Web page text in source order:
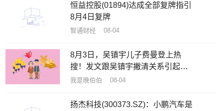
恒益控股(01894)达成全部复牌指引
8月4日复牌
智通财经 08-04
8月3日，吴镇宇儿子费曼登上热
搜！发文跟吴镇宇撇清关系引起热
议
我是晚伯伯 08-04
扬杰科技(300373.SZ)：小鹏汽车是